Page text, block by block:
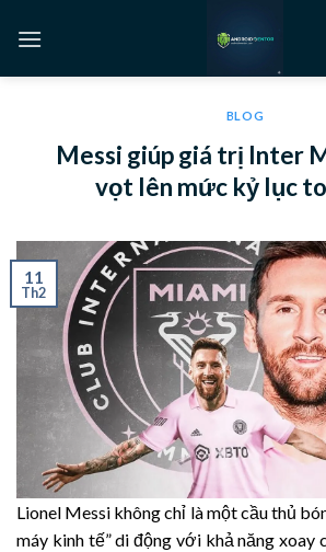
BLOG
Messi giúp giá trị Inter
vọt lên mức kỷ lục
11
Th2
Lionel Messi không chỉ là một cầu thủ
máy kinh tế” di động với khả năng xoay